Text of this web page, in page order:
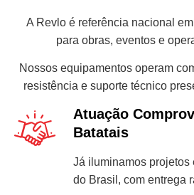
A Revlo é referência nacional
para obras, eventos e
Nossos equipamentos operam
resistência e suporte técnico
Atuação
Batatais
Já iluminamos projetos
do Brasil, com entrega